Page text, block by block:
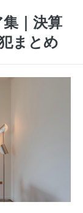
｜決算
まとめ